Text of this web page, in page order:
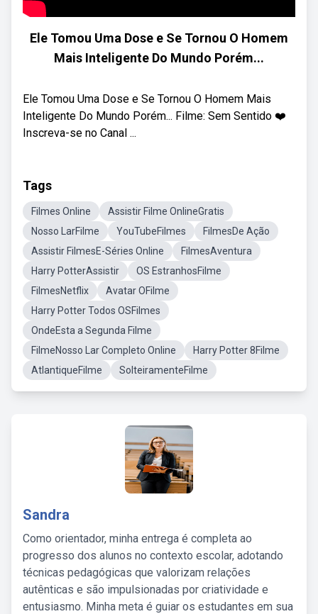
Ele Tomou Uma Dose e Se Tornou O Homem
Mais Inteligente Do Mundo Porém...
Ele Tomou Uma Dose e Se Tornou O Homem Mais
Inteligente Do Mundo Porém... Filme: Sem Sentido ❤️
Inscreva-se no Canal ...
Tags
Filmes Online
Assistir Filme OnlineGratis
Nosso LarFilme
YouTubeFilmes
FilmesDe Ação
Assistir FilmesE-Séries Online
FilmesAventura
Harry PotterAssistir
OS EstranhosFilme
FilmesNetflix
Avatar OFilme
Harry Potter Todos OSFilmes
OndeEsta a Segunda Filme
FilmeNosso Lar Completo Online
Harry Potter 8Filme
AtlantiqueFilme
SolteiramenteFilme
Sandra
Como orientador, minha entrega é completa ao
progresso dos alunos no contexto escolar, adotando
técnicas pedagógicas que valorizam relações
autênticas e são impulsionadas por criatividade e
entusiasmo. Minha meta é guiar os estudantes em sua